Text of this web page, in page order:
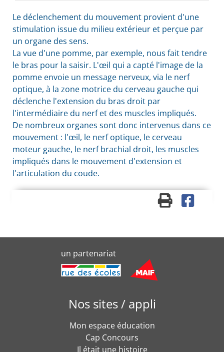
Le déclenchement du mouvement provient d'une
stimulation issue du milieu extérieur et perçue par
un organe des sens.
La vue d'une pomme, par exemple, nous fait tendre
le bras pour la saisir. L'œil qui a capté l'image de la
pomme envoie un message nerveux, via le nerf
optique, à la zone motrice du cerveau gauche qui
déclenche l'extension du bras droit par
l'intermédiaire du nerf et des muscles impliqués.
De nombreux organes sont donc intervenus dans ce
mouvement : l'œil, le nerf optique, le cerveau
moteur gauche, le nerf brachial droit, les muscles
impliqués dans le mouvement d'extension et
l'articulation du coude.
un partenariat
Nos sites / appli
Mon espace éducation
Cap Concours
Il était une histoire